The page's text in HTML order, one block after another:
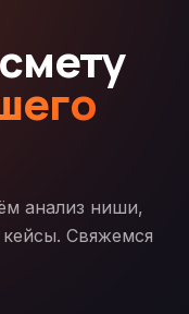
анализ ниши,
Свяжемся